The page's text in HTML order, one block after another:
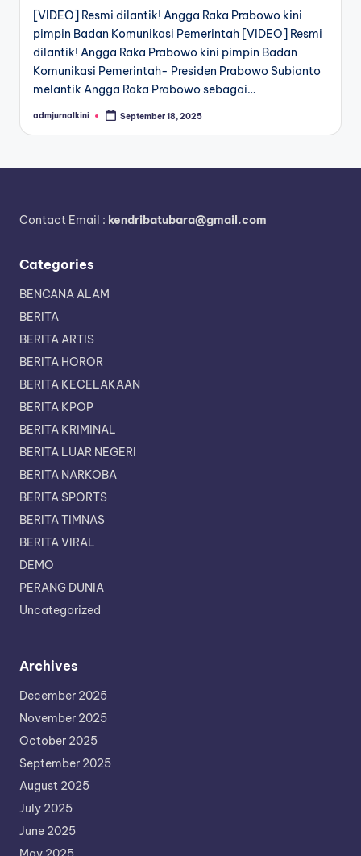
[VIDEO] Resmi dilantik! Angga Raka Prabowo kini
pimpin Badan Komunikasi Pemerintah [VIDEO] Resmi
dilantik! Angga Raka Prabowo kini pimpin Badan
Komunikasi Pemerintah- Presiden Prabowo Subianto
melantik Angga Raka Prabowo sebagai…
Posted
admjurnalkini September 18, 2025
Contact Email : kendribatubara@gmail.com
Categories
BENCANA ALAM
BERITA
BERITA ARTIS
BERITA HOROR
BERITA KECELAKAAN
BERITA KPOP
BERITA KRIMINAL
BERITA LUAR NEGERI
BERITA NARKOBA
BERITA SPORTS
BERITA TIMNAS
BERITA VIRAL
DEMO
PERANG DUNIA
Uncategorized
Archives
December 2025
November 2025
October 2025
September 2025
August 2025
July 2025
June 2025